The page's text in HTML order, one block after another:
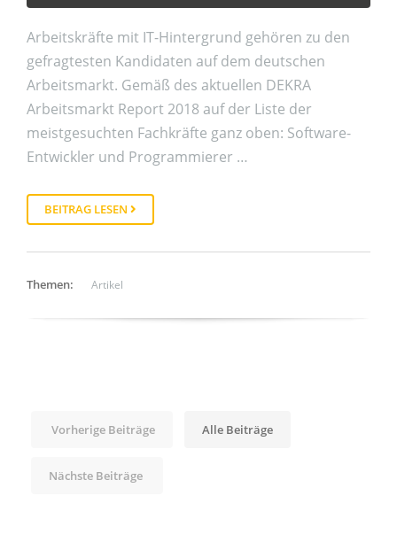
Arbeitskräfte mit IT-Hintergrund gehören zu den
gefragtesten Kandidaten auf dem deutschen
Arbeitsmarkt. Gemäß des aktuellen DEKRA
Arbeitsmarkt Report 2018 auf der Liste der
meistgesuchten Fachkräfte ganz oben: Software-
Entwickler und Programmierer …
BEITRAG LESEN
Themen: Artikel
Vorherige Beiträge Alle Beiträge
Nächste Beiträge